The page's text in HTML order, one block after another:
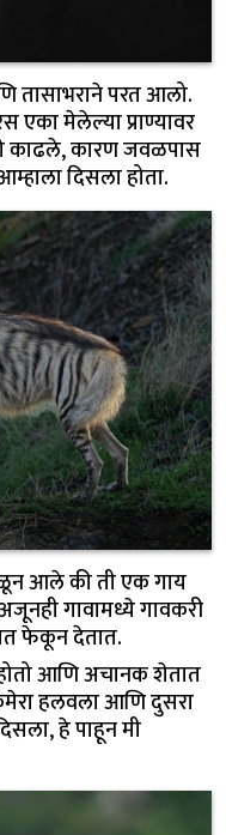
तासाभराने परत आलो.
एका मेलेल्या प्राण्यावर
काढले, कारण जवळपास
दिसला होता.
आले की ती एक गाय
गावामध्ये गावकरी
फेकून देतात.
आणि अचानक शेतात
हलवला आणि दुसरा
हे पाहून मी